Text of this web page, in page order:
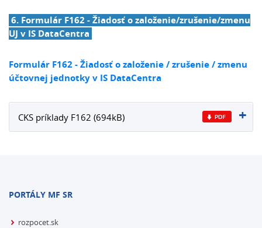
6. Formulár F162 - Žiadosť o založenie/zrušenie/zmenu
UJ v IS DataCentra
Formulár F162 - Žiadosť o založenie / zrušenie / zmenu
účtovnej jednotky v IS DataCentra
CKS príklady F162 (694kB)
PORTÁLY MF SR
rozpocet.sk